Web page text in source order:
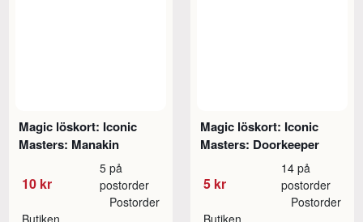
Magic löskort: Iconic
Masters: Manakin
10 kr
5 på
postorder
Butiken
Postorder
Magic löskort: Iconic
Masters: Doorkeeper
5 kr
14 på
postorder
Butiken
Postorder